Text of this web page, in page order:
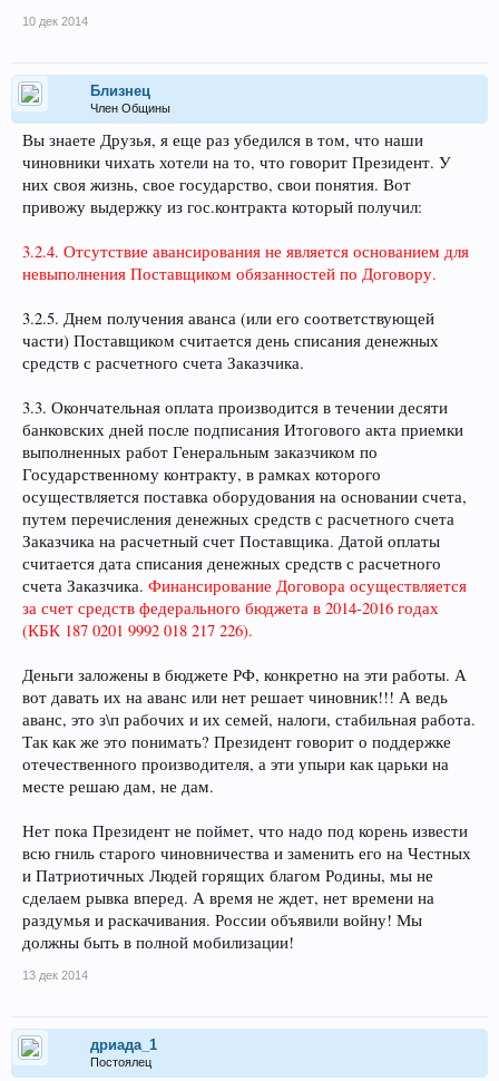
10 дек 2014
Близнец
Член Общины
Вы знаете Друзья, я еще раз убедился в том, что наши
чиновники чихать хотели на то, что говорит Президент. У
них своя жизнь, свое государство, свои понятия. Вот
привожу выдержку из гос.контракта который получил:
3.2.4. Отсутствие авансирования не является основанием для
невыполнения Поставщиком обязанностей по Договору.
3.2.5. Днем получения аванса (или его соответствующей
части) Поставщиком считается день списания денежных
средств с расчетного счета Заказчика.
3.3. Окончательная оплата производится в течении десяти
банковских дней после подписания Итогового акта приемки
выполненных работ Генеральным заказчиком по
Государственному контракту, в рамках которого
осуществляется поставка оборудования на основании счета,
путем перечисления денежных средств с расчетного счета
Заказчика на расчетный счет Поставщика. Датой оплаты
считается дата списания денежных средств с расчетного
счета Заказчика. Финансирование Договора осуществляется
за счет средств федерального бюджета в 2014-2016 годах
(КБК 187 0201 9992 018 217 226).
Деньги заложены в бюджете РФ, конкретно на эти работы. А
вот давать их на аванс или нет решает чиновник!!! А ведь
аванс, это з\п рабочих и их семей, налоги, стабильная работа.
Так как же это понимать? Президент говорит о поддержке
отечественного производителя, а эти упыри как царьки на
месте решаю дам, не дам.
Нет пока Президент не поймет, что надо под корень извести
всю гниль старого чиновничества и заменить его на Честных
и Патриотичных Людей горящих благом Родины, мы не
сделаем рывка вперед. А время не ждет, нет времени на
раздумья и раскачивания. России объявили войну! Мы
должны быть в полной мобилизации!
13 дек 2014
дриада_1
Постоялец